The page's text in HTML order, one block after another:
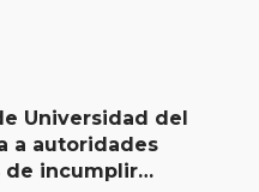
Universidad del
a autoridades
de incumplir